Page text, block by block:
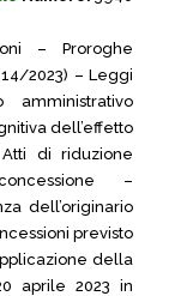
– Proroghe
2023) – Leggi
dell’effetto
di riduzione
–
dell’originario
previsto
della
aprile 2023 in